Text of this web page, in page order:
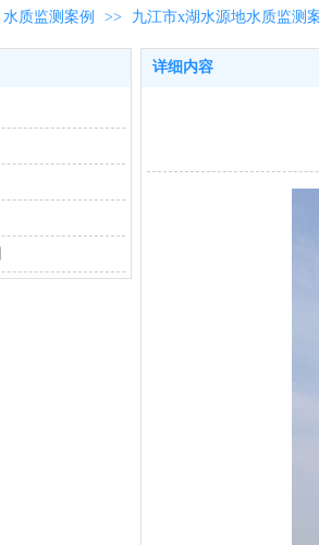
水质监测案例 >> 九江市x湖水源地水质监测
详细内容